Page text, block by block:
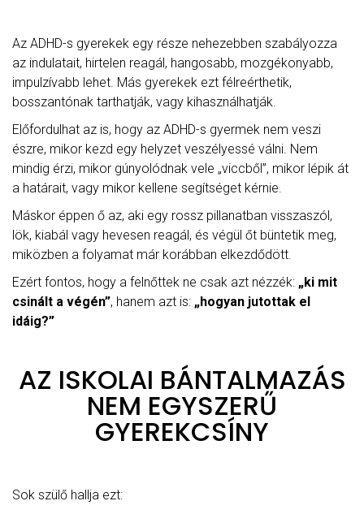
Az ADHD-s gyerekek egy része nehezebben szabályozza
az indulatait, hirtelen reagál, hangosabb, mozgékonyabb,
impulzívabb lehet. Más gyerekek ezt félreérthetik,
bosszantónak tarthatják, vagy kihasználhatják.
Előfordulhat az is, hogy az ADHD-s gyermek nem veszi
észre, mikor kezd egy helyzet veszélyessé válni. Nem
mindig érzi, mikor gúnyolódnak vele „viccből”, mikor lépik át
a határait, vagy mikor kellene segítséget kérnie.
Máskor éppen ő az, aki egy rossz pillanatban visszaszól,
lök, kiabál vagy hevesen reagál, és végül őt büntetik meg,
miközben a folyamat már korábban elkezdődött.
Ezért fontos, hogy a felnőttek ne csak azt nézzék: „ki mit
csinált a végén”, hanem azt is: „hogyan jutottak el
idáig?”
AZ ISKOLAI BÁNTALMAZÁS
NEM EGYSZERŰ
GYEREKCSÍNY
Sok szülő hallja ezt: